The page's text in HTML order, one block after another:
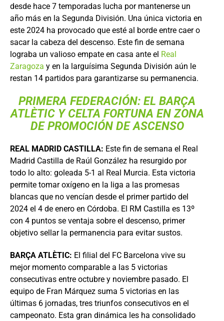
desde hace 7 temporadas lucha por mantenerse un
año más en la Segunda División. Una única victoria en
este 2024 ha provocado que esté al borde entre caer o
sacar la cabeza del descenso. Este fin de semana
lograba un valioso empate en casa ante el Real
Zaragoza y en la larguísima Segunda División aún le
restan 14 partidos para garantizarse su permanencia.
PRIMERA FEDERACIÓN: EL BARÇA
ATLÈTIC Y CELTA FORTUNA EN ZONA
DE PROMOCIÓN DE ASCENSO
REAL MADRID CASTILLA: Este fin de semana el Real
Madrid Castilla de Raúl González ha resurgido por
todo lo alto: goleada 5-1 al Real Murcia. Esta victoria
permite tomar oxígeno en la liga a las promesas
blancas que no vencían desde el primer partido del
2024 el 4 de enero en Córdoba. El RM Castilla es 13º
con 4 puntos se ventaja sobre el descenso, primer
objetivo sellar la permanencia para evitar sustos.
BARÇA ATLÈTIC: El filial del FC Barcelona vive su
mejor momento comparable a las 5 victorias
consecutivas entre octubre y noviembre pasado. El
equipo de Fran Márquez suma 5 victorias en las
últimas 6 jornadas, tres triunfos consecutivos en el
campeonato. Esta gran dinámica les ha consolidado